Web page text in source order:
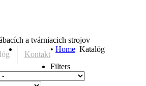
a tvárniacich strojov
Kontakt
• Home Katalóg
Filters